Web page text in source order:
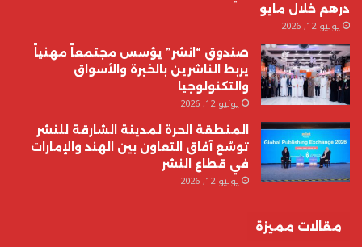
درهم خلال مايو
يونيو 12, 2026
صندوق “انشر” يؤسس مجتمعاً مهنياً
يربط الناشرين بالخبرة والأسواق
والتكنولوجيا
يونيو 12, 2026
المنطقة الحرة لمدينة الشارقة للنشر
توسّع آفاق التعاون بين الهند والإمارات
في قطاع النشر
يونيو 12, 2026
مقالات مميزة